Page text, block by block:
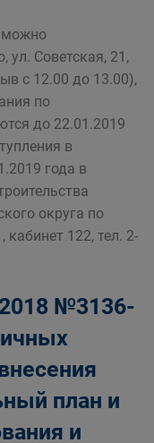
можно
ул. Советская, 21,
с 12.00 до 13.00),
по
до 22.01.2019
в
года в
округа по
кабинет 122, тел. 2-
№3136-
план и
и